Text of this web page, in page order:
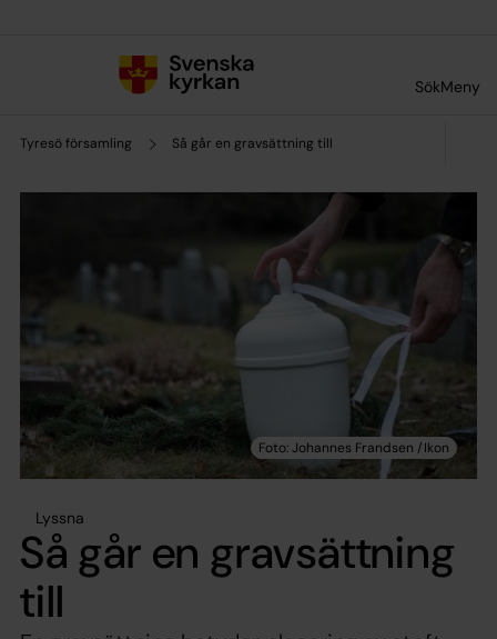
SökMeny
Tyresö församling Så går en gravsättning till
Lyssna
Så går en gravsättning
till